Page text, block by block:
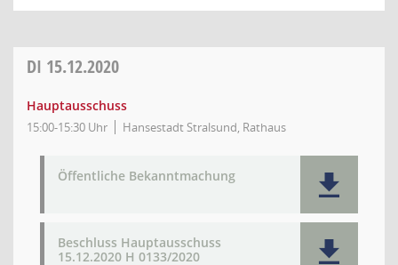
DI 15.12.2020
Hauptausschuss
15:00-15:30 Uhr Hansestadt Stralsund, Rathaus
Öffentliche Bekanntmachung
Beschluss Hauptausschuss
15.12.2020 H 0133/2020